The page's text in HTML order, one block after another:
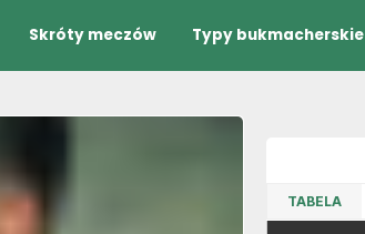
Skróty meczów Typy bukmacherskie
TABELA